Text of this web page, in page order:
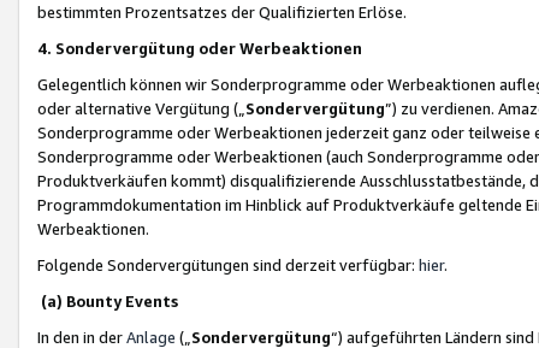
bestimmten Prozentsatzes der Qualifizierten Erlöse.
4. Sondervergütung oder Werbeaktionen
Gelegentlich können wir Sonderprogramme oder Werbeaktionen
oder alternative Vergütung („ Sondervergütung”) zu verdienen.
Sonderprogramme oder Werbeaktionen jederzeit ganz oder
Sonderprogramme oder Werbeaktionen (auch Sonderprogramme
Produktverkäufen kommt) disqualifizierende Ausschlusstatbestände,
Programmdokumentation im Hinblick auf Produktverkäufe geltende
Werbeaktionen.
Folgende Sondervergütungen sind derzeit verfügbar: hier.
(a) Bounty Events
In den in derAnlage („ Sondervergütung“) aufgeführten Ländern